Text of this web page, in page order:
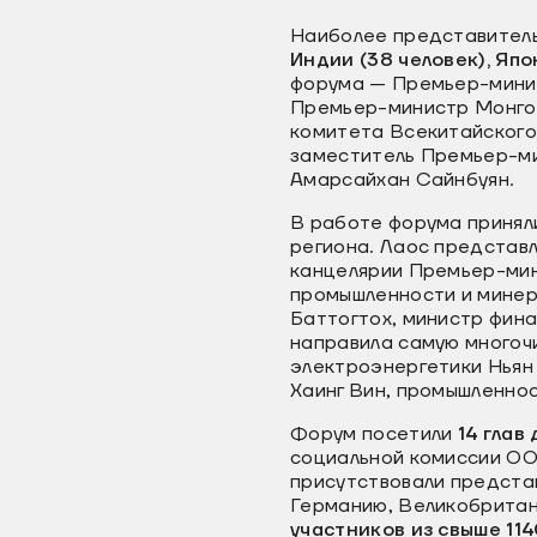
Наиболее
Индии (38 человек),
форума — Премьер-
Премьер-министр
комитета
заместитель Премьер-
Амарсайхан Сайнбуян.
В работе форума
региона. Лаос
канцелярии Премьер-
промышленности и
Баттогтох, министр
направила самую
электроэнергетики
Хаинг Вин,
Форум посетили 14
социальной комиссии
присутствовали
Германию,
участников из свыше